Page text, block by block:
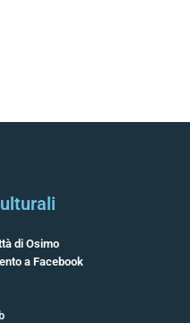
di Osimo
a Facebook